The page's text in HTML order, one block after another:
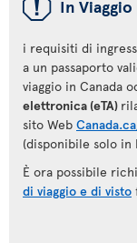
In
i requisiti di
a un passaporto
viaggio in Canada
elettronica (eTA)
sito Web
(disponibile solo in
È ora possibile
di viaggio e di visto